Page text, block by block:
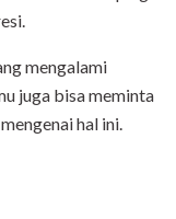
mengalami
juga bisa meminta
mengenai hal ini.